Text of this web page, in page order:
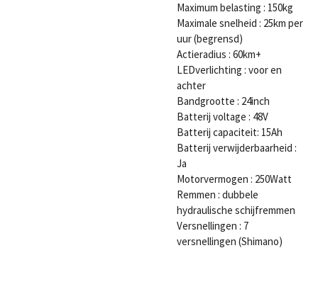
Maximum belasting : 150kg
Maximale snelheid : 25km per
uur (begrensd)
Actieradius : 60km+
LEDverlichting : voor en
achter
Bandgrootte : 24inch
Batterij voltage : 48V
Batterij capaciteit: 15Ah
Batterij verwijderbaarheid :
Ja
Motorvermogen : 250Watt
Remmen : dubbele
hydraulische schijfremmen
Versnellingen : 7
versnellingen (Shimano)